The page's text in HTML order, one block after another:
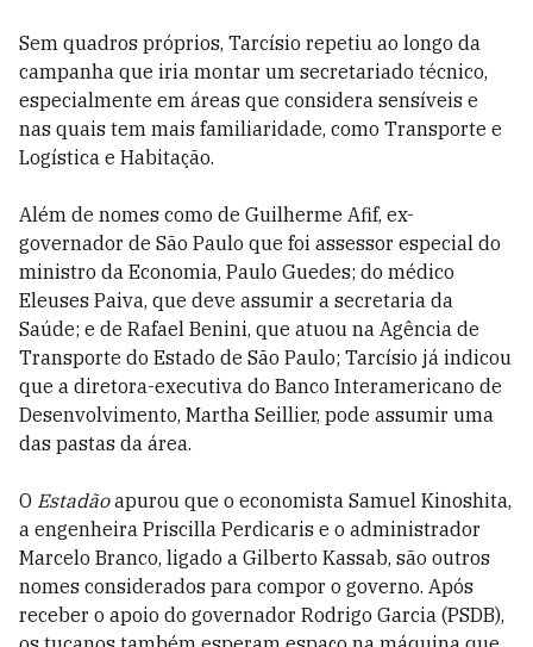
Sem quadros próprios, Tarcísio repetiu ao longo da
campanha que iria montar um secretariado técnico,
especialmente em áreas que considera sensíveis e
nas quais tem mais familiaridade, como Transporte e
Logística e Habitação.
Além de nomes como de Guilherme Afif, ex-
governador de São Paulo que foi assessor especial do
ministro da Economia, Paulo Guedes; do médico
Eleuses Paiva, que deve assumir a secretaria da
Saúde; e de Rafael Benini, que atuou na Agência de
Transporte do Estado de São Paulo; Tarcísio já indicou
que a diretora-executiva do Banco Interamericano de
Desenvolvimento, Martha Seillier, pode assumir uma
das pastas da área.
O Estadãoapurou que o economista Samuel Kinoshita,
a engenheira Priscilla Perdicaris e o administrador
Marcelo Branco, ligado a Gilberto Kassab, são outros
nomes considerados para compor o governo. Após
receber o apoio do governador Rodrigo Garcia (PSDB),